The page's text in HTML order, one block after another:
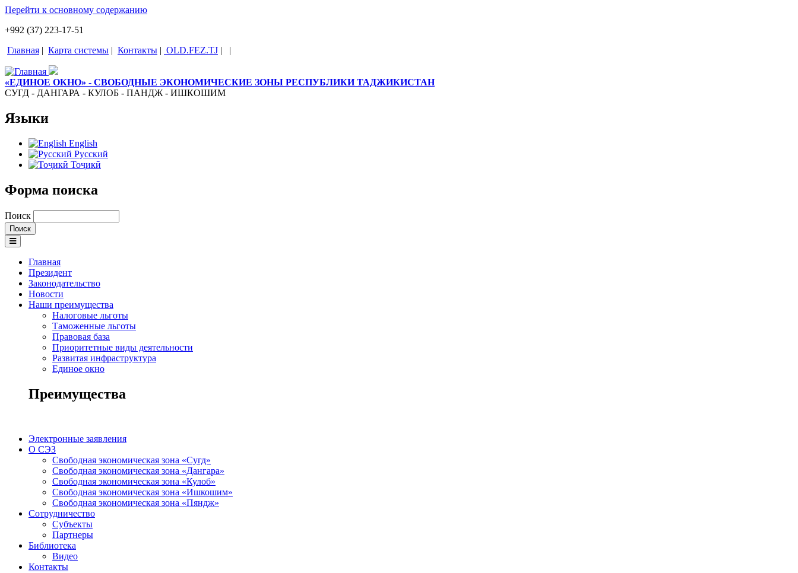
Перейти к основному содержанию
+992 (37) 223-17-51
Главная | Карта системы | Контакты | OLD.FEZ.TJ | |
«ЕДИНОЕ ОКНО» - СВОБОДНЫЕ ЭКОНОМИЧЕСКИЕ ЗОНЫ РЕСПУБЛИКИ ТАДЖИКИСТАН
СУГД - ДАНГАРА - КУЛОБ - ПАНДЖ - ИШКОШИМ
Языки
English
Русский
Тоҷикӣ
Форма поиска
Поиск
Главная
Президент
Законодательство
Новости
Наши преимущества
Налоговые льготы
Таможенные льготы
Правовая база
Приоритетные виды деятельности
Развитая инфраструктура
Единое окно
Преимущества
Электронные заявления
О СЭЗ
Свободная экономическая зона «Сугд»
Свободная экономическая зона «Дангара»
Свободная экономическая зона «Кулоб»
Свободная экономическая зона «Ишкошим»
Свободная экономическая зона «Пяндж»
Сотрудничество
Субъекты
Партнеры
Библиотека
Видео
Контакты